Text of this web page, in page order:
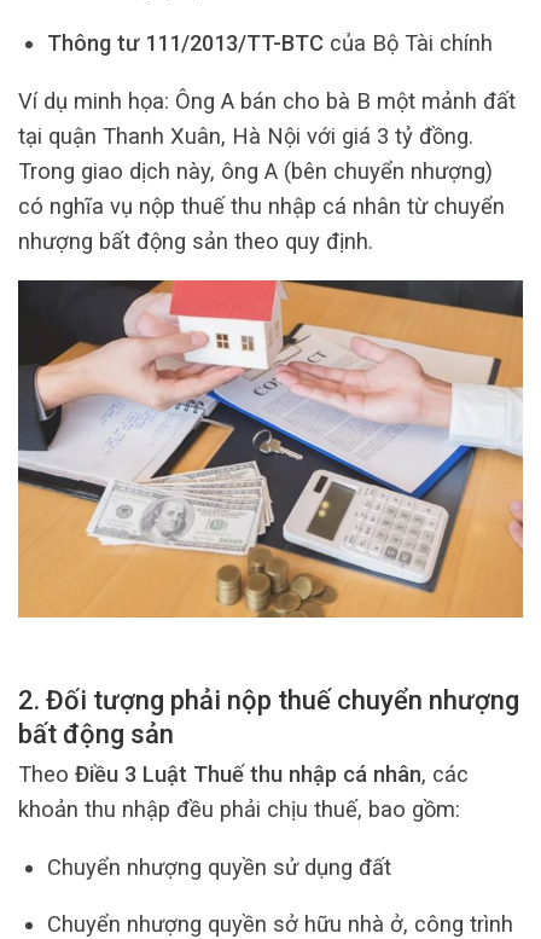
Thông tư 111/2013/TT-BTCcủa Bộ Tài chính
Ví dụ minh họa: Ông A bán cho bà B một mảnh đất
tại quận Thanh Xuân, Hà Nội với giá 3 tỷ đồng.
Trong giao dịch này, ông A (bên chuyển nhượng)
có nghĩa vụ nộp thuế thu nhập cá nhân từ chuyển
nhượng bất động sản theo quy định.
2. Đối tượng phải nộp thuế chuyển nhượng
bất động sản
Theo Điều 3 Luật Thuế thu nhập cá nhân, các
khoản thu nhập đều phải chịu thuế, bao gồm:
Chuyển nhượng quyền sử dụng đất
Chuyển nhượng quyền sở hữu nhà ở, công trình